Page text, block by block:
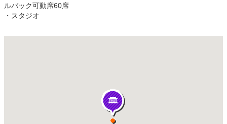
ルバック可動席60席
・スタジオ